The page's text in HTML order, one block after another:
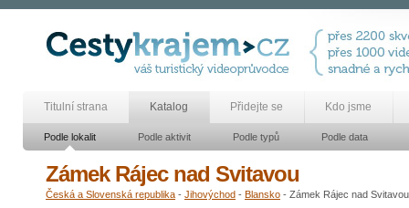
Titulní strana Katalog Přidejte se Kdo jsme
Podle lokalit Podle aktivit Podle typů Podle data
Zámek Rájec nad Svitavou
Česká a Slovenská republika - Jihovýchod - Blansko - Zámek Rájec nad Svitavou